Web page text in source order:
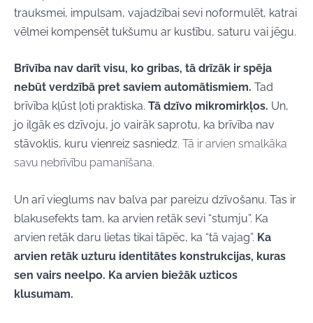
trauksmei, impulsam, vajadzībai sevi noformulēt, katrai
vēlmei kompensēt tukšumu ar kustību, saturu vai jēgu.
Brīvība nav darīt visu, ko gribas, tā drīzāk ir spēja
nebūt verdzībā pret saviem automātismiem. Tad
brīvība kļūst ļoti praktiska. Tā dzīvo mikromirkļos. Un,
jo ilgāk es dzīvoju, jo vairāk saprotu, ka brīvība nav
stāvoklis, kuru vienreiz sasniedz. Tā ir arvien smalkāka
savu nebrīvību pamanīšana.
Un arī vieglums nav balva par pareizu dzīvošanu. Tas ir
blakusefekts tam, ka arvien retāk sevi “stumju”. Ka
arvien retāk daru lietas tikai tāpēc, ka “tā vajag”. Ka
arvien retāk uzturu identitātes konstrukcijas, kuras
sen vairs neelpo. Ka arvien biežāk uzticos
klusumam.